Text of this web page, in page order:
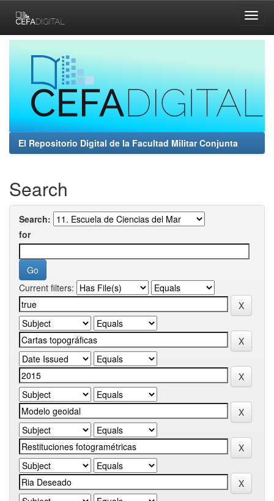
navigation
El Repositorio Digital de la Facultad Militar Conjunta
Search
Search:
for
Current filters: